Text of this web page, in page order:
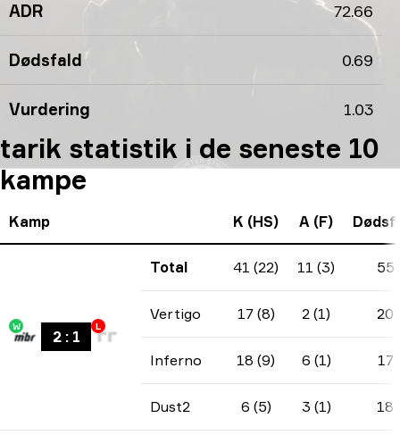
ADR 72.66
Dødsfald 0.69
Vurdering 1.03
tarik statistik i de seneste 10
kampe
Kamp K (HS) A (F)
W
2: 1
L
Total 41 (22) 11 (3) 55
Vertigo 17 (8) 2 (1) 20
Inferno 18 (9) 6 (1) 17
Dust2 6 (5) 3 (1) 18